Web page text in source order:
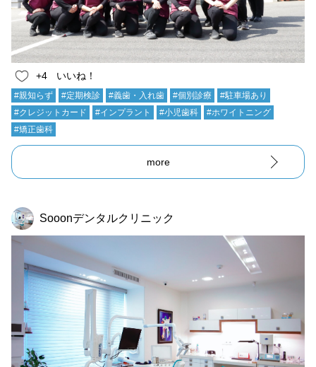
+4 いいね！
#親知らず #定期検診 #義歯・入れ歯 #個別診療
#駐車場あり
#クレジットカード
#インプラント #小児歯科
#ホワイトニング
#矯正歯科
more
Sooonデンタルクリニック